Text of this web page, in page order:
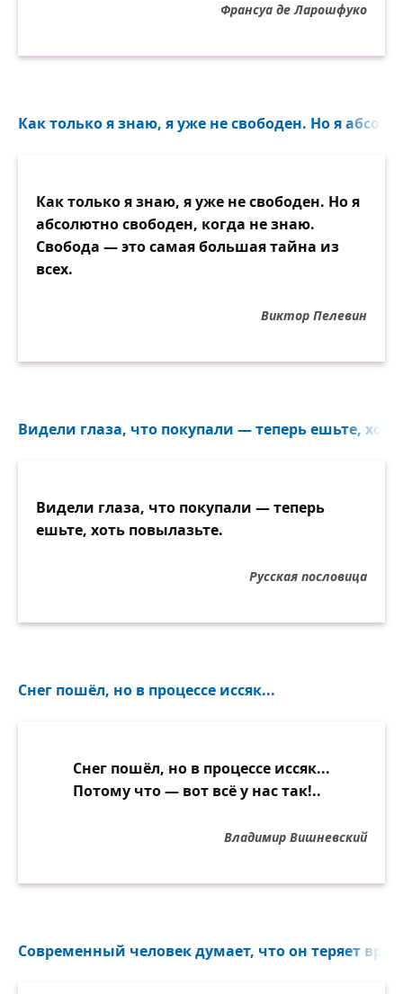
Франсуа де Ларошфуко
Как только я знаю, я уже не свободен. Но я
Как только я знаю, я уже не свободен. Но я
абсолютно свободен, когда не знаю.
Свобода — это самая большая тайна из
всех.
Виктор Пелевин
Видели глаза, что покупали — теперь ешьте,
Видели глаза, что покупали — теперь
ешьте, хоть повылазьте.
Русская пословица
Снег пошёл, но в процессе иссяк...
Снег пошёл, но в процессе иссяк...
Потому что — вот всё у нас так!..
Владимир Вишневский
Современный человек думает, что он теряет